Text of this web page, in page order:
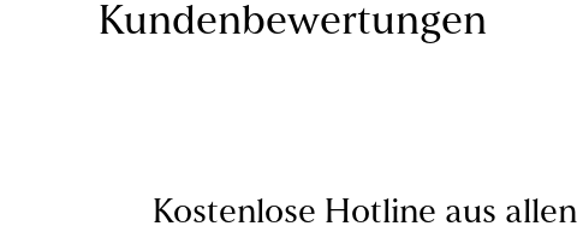
Kundenbewertungen
Kostenlose Hotline aus allen